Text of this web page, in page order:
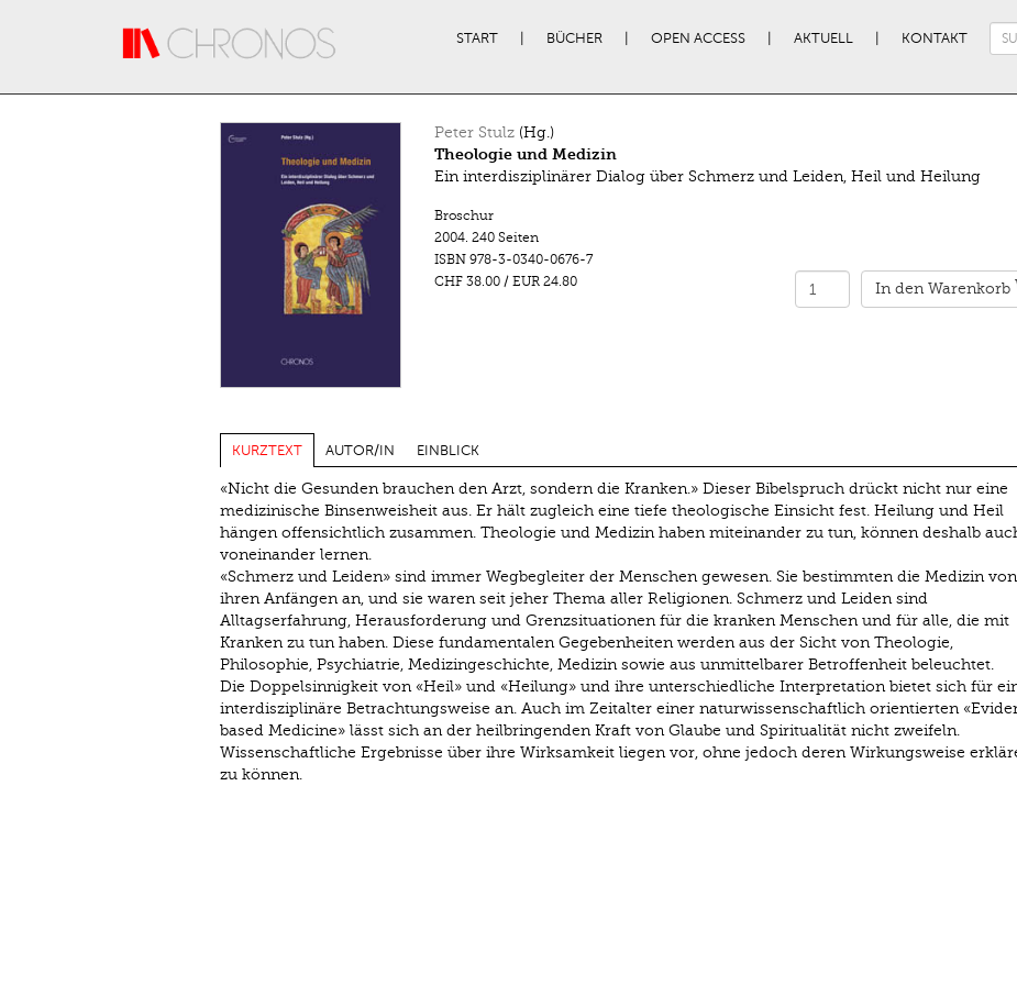
START BÜCHER OPEN ACCESS AKTUELL KONTAKT
Peter Stulz(Hg.)
Theologie und Medizin
Ein interdisziplinärer Dialog über Schmerz und Leiden, Heil und Heilung
Broschur
2004. 240 Seiten
ISBN 978-3-0340-0676-7
CHF 38.00/ EUR 24.80 In den Warenkorb
KURZTEXT AUTOR/IN EINBLICK
«Nicht die Gesunden brauchen den Arzt, sondern die Kranken.» Dieser Bibelspruch drückt nicht nur eine
medizinische Binsenweisheit aus. Er hält zugleich eine tiefe theologische Einsicht fest. Heilung und Heil
hängen offensichtlich zusammen. Theologie und Medizin haben miteinander zu tun, können deshalb
voneinander lernen.
«Schmerz und Leiden» sind immer Wegbegleiter der Menschen gewesen. Sie bestimmten die Medizin von
ihren Anfängen an, und sie waren seit jeher Thema aller Religionen. Schmerz und Leiden sind
Alltagserfahrung, Herausforderung und Grenzsituationen für die kranken Menschen und für alle, die mit
Kranken zu tun haben. Diese fundamentalen Gegebenheiten werden aus der Sicht von Theologie,
Philosophie, Psychiatrie, Medizingeschichte, Medizin sowie aus unmittelbarer Betroffenheit beleuchtet.
Die Doppelsinnigkeit von «Heil» und «Heilung» und ihre unterschiedliche Interpretation bietet sich für
interdisziplinäre Betrachtungsweise an. Auch im Zeitalter einer naturwissenschaftlich orientierten
based Medicine» lässt sich an der heilbringenden Kraft von Glaube und Spiritualität nicht zweifeln.
Wissenschaftliche Ergebnisse über ihre Wirksamkeit liegen vor, ohne jedoch deren Wirkungsweise
zu können.